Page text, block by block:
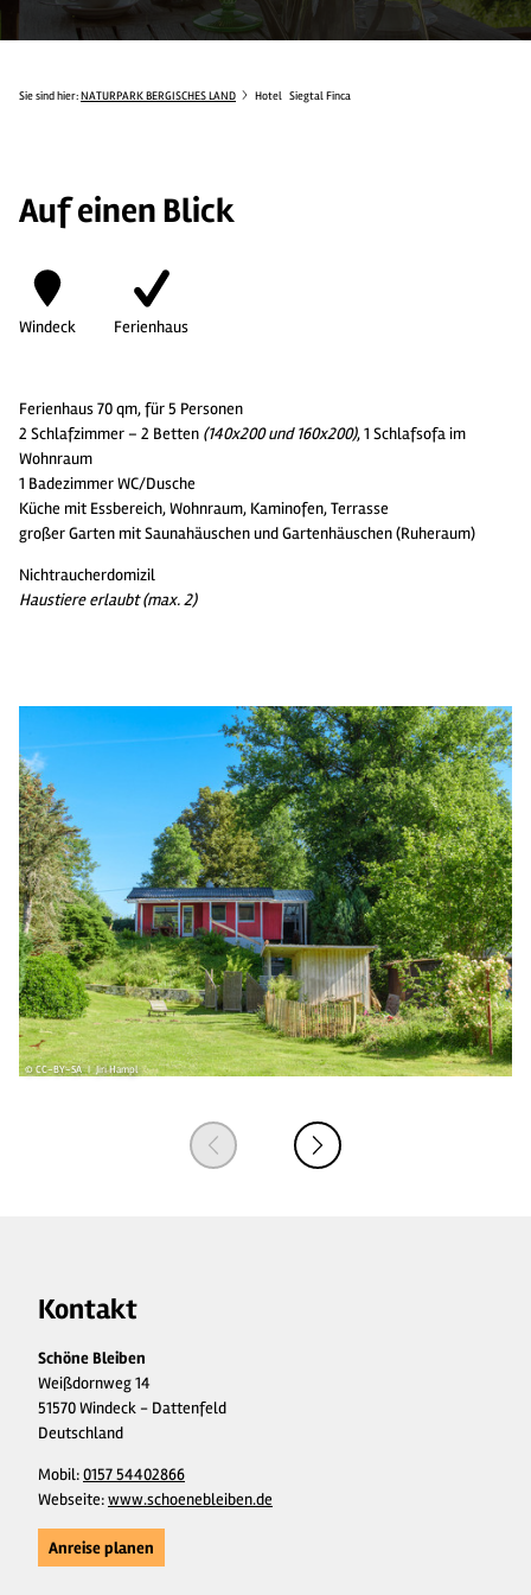
Sie sind hier:NATURPARK BERGISCHES LAND Hotel Siegtal Finca
Auf einen Blick
Windeck Ferienhaus
Ferienhaus 70 qm, für 5 Personen
2 Schlafzimmer – 2 Betten (140x200 und 160x200), 1 Schlafsofa im
Wohnraum
1 Badezimmer WC/Dusche
Küche mit Essbereich, Wohnraum, Kaminofen, Terrasse
großer Garten mit Saunahäuschen und Gartenhäuschen (Ruheraum)
Nichtraucherdomizil
Haustiere erlaubt (max. 2)
© CC-BY-SA | Jiri Hampl
Kontakt
Schöne Bleiben
Weißdornweg 14
51570 Windeck - Dattenfeld
Deutschland
Mobil:0157 54402866
Webseite:www.schoenebleiben.de
Anreise planen